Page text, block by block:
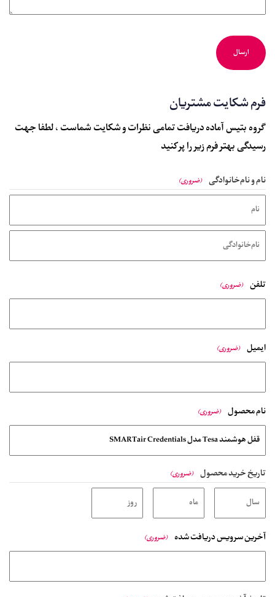
فرم شکایت مشتریان
گروه بتیس آماده دریافت تمامی نظرات و شکایت شماست ، لطفا جهت
رسیدگی بهتر فرم زیر را پر کنید
نام و نام‌خانوادگی (ضروری)
تلفن (ضروری)
ایمیل (ضروری)
نام محصول (ضروری)
تاریخ خرید محصول (ضروری)
آخرین سرویس دریافت شده (ضروری)